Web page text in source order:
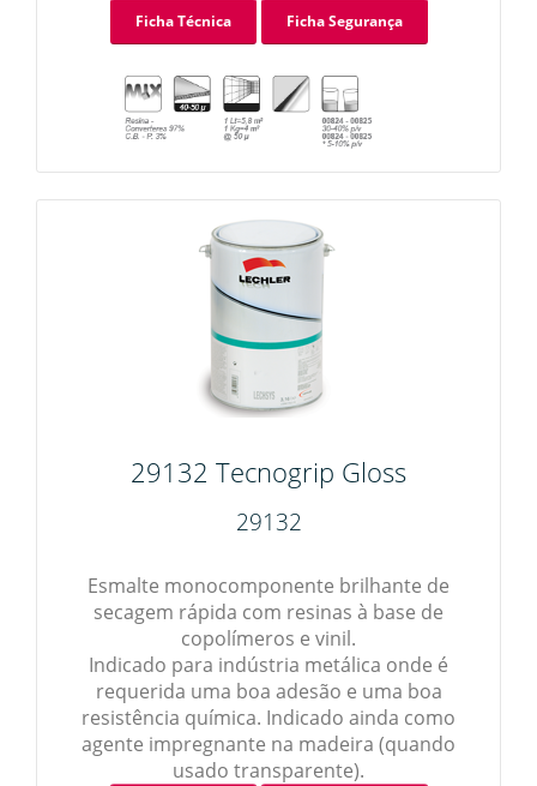
Ficha Técnica Ficha Segurança
29132 Tecnogrip Gloss
29132
Esmalte monocomponente brilhante de
secagem rápida com resinas à base de
copolímeros e vinil.
Indicado para indústria metálica onde é
requerida uma boa adesão e uma boa
resistência química. Indicado ainda como
agente impregnante na madeira (quando
usado transparente).